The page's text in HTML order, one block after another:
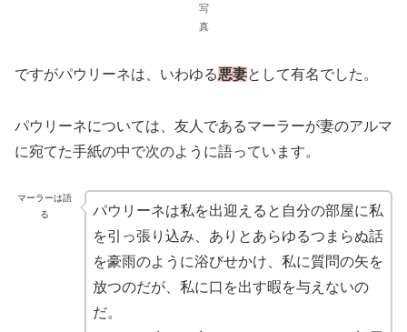
写
真
ですがパウリーネは、いわゆる悪妻として有名でした。
パウリーネについては、友人であるマーラーが妻のアルマ
に宛てた手紙の中で次のように語っています。
マーラーは語
る
パウリーネは私を出迎えると自分の部屋に私
を引っ張り込み、ありとあらゆるつまらぬ話
を豪雨のように浴びせかけ、私に質問の矢を
放つのだが、私に口を出す暇を与えないの
だ。